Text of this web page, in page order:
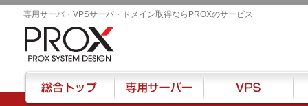
専用サーバ・VPSサーバ・ドメイン取得ならPROXのサービス